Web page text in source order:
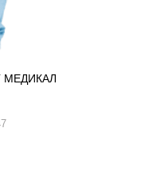
МЕДИКАЛ